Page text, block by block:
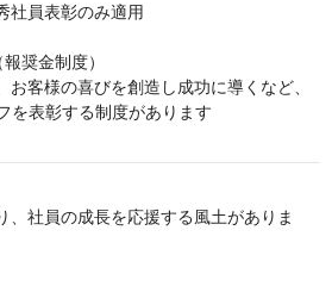
社員表彰のみ適用
奨金制度）
客様の喜びを創造し成功に導くなど、
を表彰する制度があります
、社員の成長を応援する風土がありま